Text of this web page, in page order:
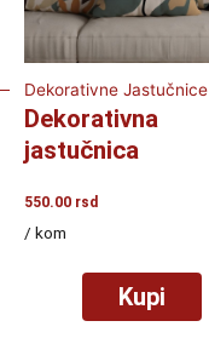
Dekorativne Jastučnice
Dekorativna
jastučnica
550.00 rsd
/ kom
Kupi